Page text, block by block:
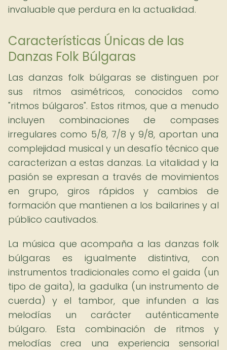
invaluable que perdura en la actualidad.
Características Únicas de las
Danzas Folk Búlgaras
Las danzas folk búlgaras se distinguen por
sus ritmos asimétricos, conocidos como
"ritmos búlgaros". Estos ritmos, que a menudo
incluyen combinaciones de compases
irregulares como 5/8, 7/8 y 9/8, aportan una
complejidad musical y un desafío técnico que
caracterizan a estas danzas. La vitalidad y la
pasión se expresan a través de movimientos
en grupo, giros rápidos y cambios de
formación que mantienen a los bailarines y al
público cautivados.
La música que acompaña a las danzas folk
búlgaras es igualmente distintiva, con
instrumentos tradicionales como el gaida (un
tipo de gaita), la gadulka (un instrumento de
cuerda) y el tambor, que infunden a las
melodías un carácter auténticamente
búlgaro. Esta combinación de ritmos y
melodías crea una experiencia sensorial